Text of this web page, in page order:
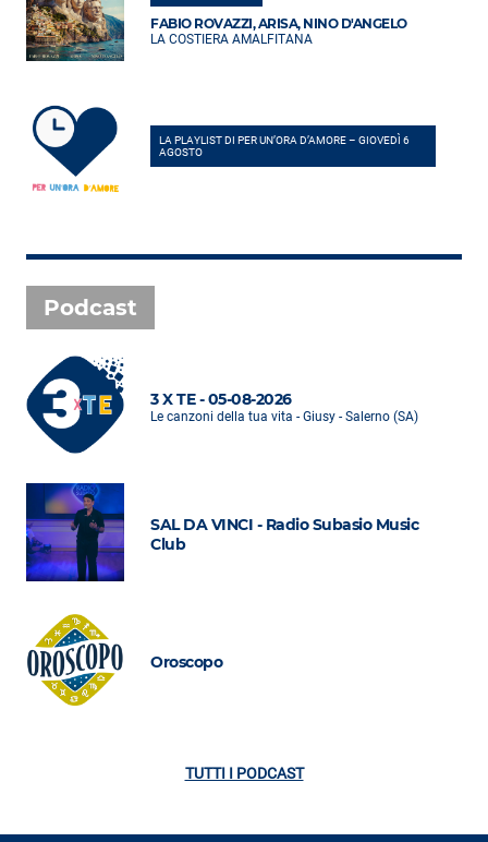
FABIO ROVAZZI, ARISA, NINO D'ANGELO
LA COSTIERA AMALFITANA
LA PLAYLIST DI PER UN’ORA D’AMORE – GIOVEDÌ 6
AGOSTO
Podcast
3 X TE - 05-08-2026
Le canzoni della tua vita - Giusy - Salerno (SA)
SAL DA VINCI - Radio Subasio Music
Club
Oroscopo
TUTTI I PODCAST